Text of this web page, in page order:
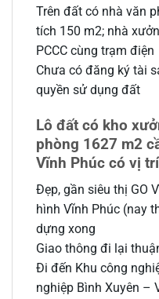
Trên đất có nhà văn
tích 150 m2; nhà
PCCC cùng trạm điện
Chưa có đăng ký tài
quyền sử dụng đất
Lô đất có kho
phòng 1627 m2
Vĩnh Phúc có vị
Đẹp, gần siêu thị GO
hình Vĩnh Phúc (nay
dựng xong
Giao thông đi lại
Đi đến Khu công
nghiệp Bình Xuyên –